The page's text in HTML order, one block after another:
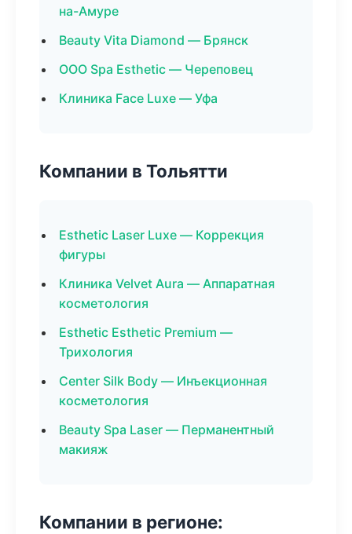
на-Амуре
Beauty Vita Diamond — Брянск
ООО Spa Esthetic — Череповец
Клиника Face Luxe — Уфа
Компании в Тольятти
Esthetic Laser Luxe — Коррекция
фигуры
Клиника Velvet Aura — Аппаратная
косметология
Esthetic Esthetic Premium —
Трихология
Center Silk Body — Инъекционная
косметология
Beauty Spa Laser — Перманентный
макияж
Компании в регионе: